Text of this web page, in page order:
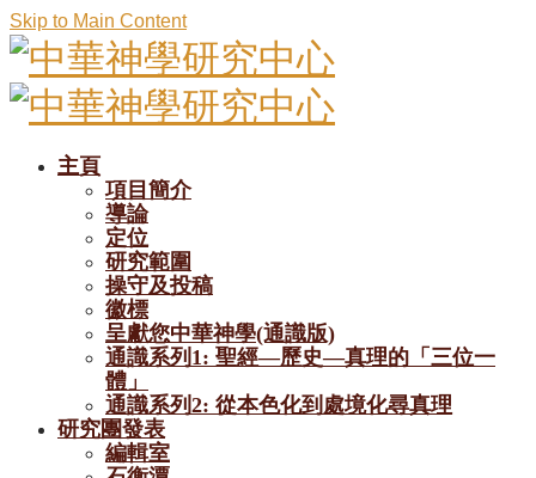
Skip to Main Content
主頁
項目簡介
導論
定位
研究範圍
操守及投稿
徽標
呈獻您中華神學(通識版)
通識系列1: 聖經—歷史—真理的「三位一
體」
通識系列2: 從本色化到處境化尋真理
研究團發表
編輯室